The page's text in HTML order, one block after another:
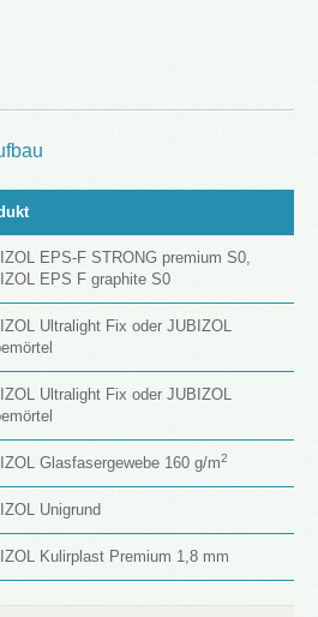
EPS-F STRONG premium S0,
EPS F graphite S0
Ultralight Fix oder JUBIZOL
Ultralight Fix oder JUBIZOL
Glasfasergewebe 160 g/m2
Unigrund
Kulirplast Premium 1,8 mm